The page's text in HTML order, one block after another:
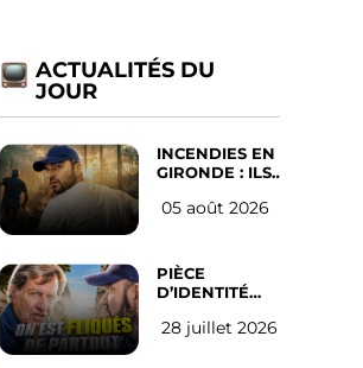
ACTUALITÉS DU
JOUR
INCENDIES EN
GIRONDE : ILS
D’ABANDONNER
05 août 2026
PIÈCE
D’IDENTITÉ
SUR LES
28 juillet 2026